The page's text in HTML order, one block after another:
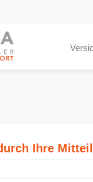
Ihre